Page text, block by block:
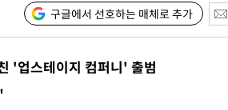
구글에서 선호하는 매체로 추가
'업스테이지 컴퍼니' 출범